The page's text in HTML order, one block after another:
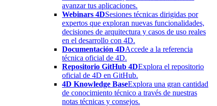
avanzar tus aplicaciones.
Webinars 4DSesiones técnicas dirigidas por
expertos que exploran nuevas funcionalidades,
decisiones de arquitectura y casos de uso reales
en el desarrollo con 4D.
Documentación 4DAccede a la referencia
técnica oficial de 4D.
Repositorio GitHub 4DExplora el repositorio
oficial de 4D en GitHub.
4D Knowledge BaseExplora una gran cantidad
de conocimiento técnico a través de nuestras
notas técnicas y consejos.